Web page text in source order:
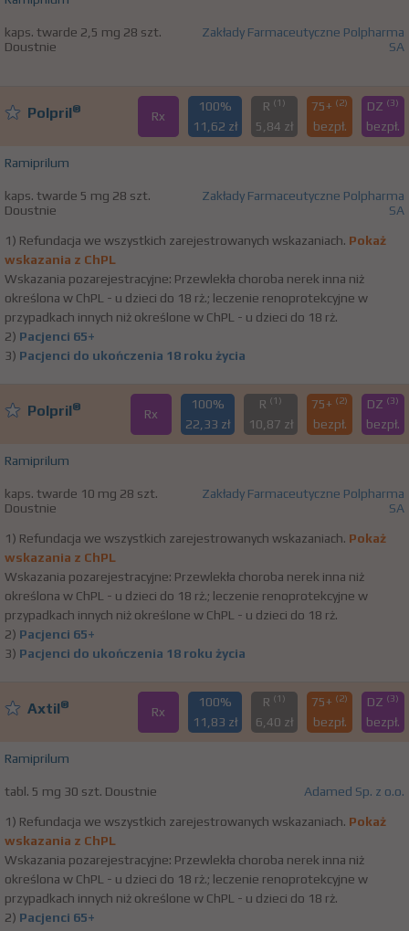
kaps. twarde 2,5 mg 28 szt.
Doustnie
Zakłady Farmaceutyczne Polpharma
SA
Polpril® Rx
100%
11,62 zł
R (1)
5,84 zł
75+ (2)
bezpł.
DZ (3)
bezpł.
Ramiprilum
kaps. twarde 5 mg 28 szt.
Doustnie
Zakłady Farmaceutyczne Polpharma
SA
1) Refundacja we wszystkich zarejestrowanych wskazaniach. Pokaż
wskazania z ChPL
Wskazania pozarejestracyjne: Przewlekła choroba nerek inna niż
określona w ChPL - u dzieci do 18 rż.; leczenie renoprotekcyjne w
przypadkach innych niż określone w ChPL - u dzieci do 18 rż.
2) Pacjenci 65+
3) Pacjenci do ukończenia 18 roku życia
Polpril® Rx
100%
22,33 zł
R (1)
10,87 zł
75+ (2)
bezpł.
DZ (3)
bezpł.
Ramiprilum
kaps. twarde 10 mg 28 szt.
Doustnie
Zakłady Farmaceutyczne Polpharma
SA
1) Refundacja we wszystkich zarejestrowanych wskazaniach. Pokaż
wskazania z ChPL
Wskazania pozarejestracyjne: Przewlekła choroba nerek inna niż
określona w ChPL - u dzieci do 18 rż.; leczenie renoprotekcyjne w
przypadkach innych niż określone w ChPL - u dzieci do 18 rż.
2) Pacjenci 65+
3) Pacjenci do ukończenia 18 roku życia
Axtil® Rx
100%
11,83 zł
R (1)
6,40 zł
75+ (2)
bezpł.
DZ (3)
bezpł.
Ramiprilum
tabl. 5 mg 30 szt. Doustnie Adamed Sp. z o.o.
1) Refundacja we wszystkich zarejestrowanych wskazaniach. Pokaż
wskazania z ChPL
Wskazania pozarejestracyjne: Przewlekła choroba nerek inna niż
określona w ChPL - u dzieci do 18 rż.; leczenie renoprotekcyjne w
przypadkach innych niż określone w ChPL - u dzieci do 18 rż.
2) Pacjenci 65+